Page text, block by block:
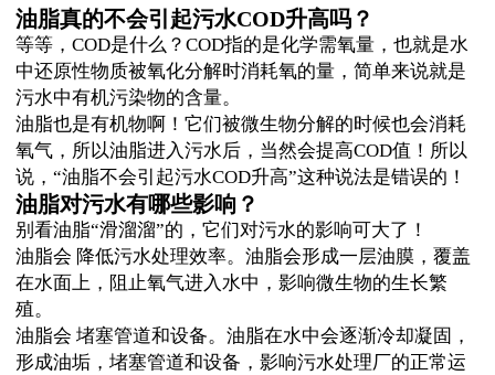
油脂真的不会引起污水COD升高吗？
等等，COD是什么？COD指的是化学需氧量，也就是水
中还原性物质被氧化分解时消耗氧的量，简单来说就是
污水中有机污染物的含量。
油脂也是有机物啊！它们被微生物分解的时候也会消耗
氧气，所以油脂进入污水后，当然会提高COD值！所以
说，“油脂不会引起污水COD升高”这种说法是错误的！
油脂对污水有哪些影响？
别看油脂“滑溜溜”的，它们对污水的影响可大了！
油脂会 降低污水处理效率。油脂会形成一层油膜，覆盖
在水面上，阻止氧气进入水中，影响微生物的生长繁
殖。
油脂会 堵塞管道和设备。油脂在水中会逐渐冷却凝固，
形成油垢，堵塞管道和设备，影响污水处理厂的正常运